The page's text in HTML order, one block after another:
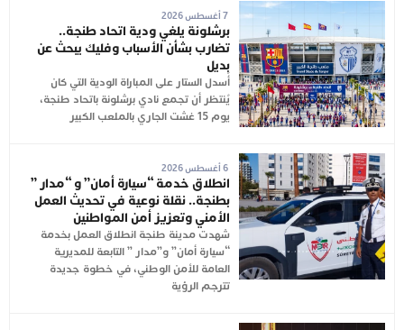
7 أغسطس 2026
برشلونة يلغي ودية اتحاد طنجة..
تضارب بشأن الأسباب وفليك يبحث عن
بديل
أُسدل الستار على المباراة الودية التي كان
يُنتظر أن تجمع نادي برشلونة باتحاد طنجة،
يوم 15 غشت الجاري بالملعب الكبير
6 أغسطس 2026
انطلاق خدمة “سيارة أمان” و “مدار ”
بطنجة.. نقلة نوعية في تحديث العمل
الأمني وتعزيز أمن المواطنين
شهدت مدينة طنجة انطلاق العمل بخدمة
“سيارة أمان” و”مدار ” التابعة للمديرية
العامة للأمن الوطني، في خطوة جديدة
تترجم الرؤية